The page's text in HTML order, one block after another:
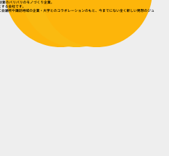
のバリバリのモノづくり企業。
る会社です。
議所や諏訪地域の企業・大学とのコラボレーションのもと、今までにない全く新しい発想のジュ